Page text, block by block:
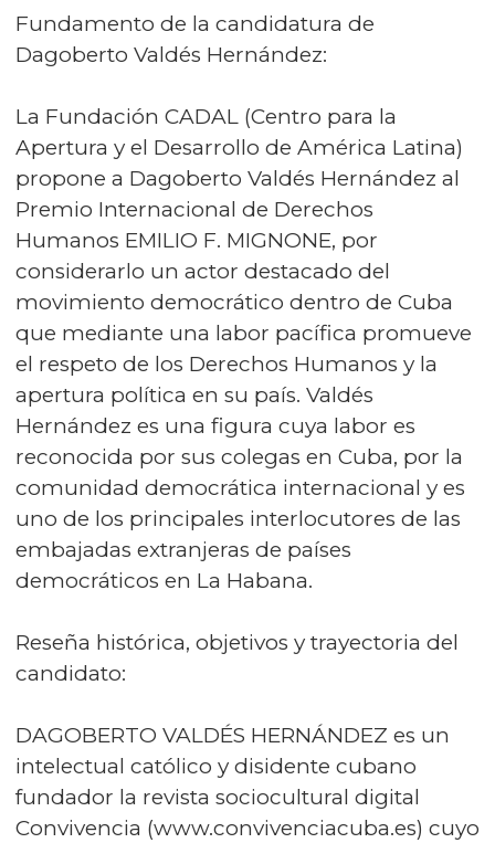
Fundamento de la candidatura de
Dagoberto Valdés Hernández:
La Fundación CADAL (Centro para la
Apertura y el Desarrollo de América Latina)
propone a Dagoberto Valdés Hernández al
Premio Internacional de Derechos
Humanos EMILIO F. MIGNONE, por
considerarlo un actor destacado del
movimiento democrático dentro de Cuba
que mediante una labor pacífica promueve
el respeto de los Derechos Humanos y la
apertura política en su país. Valdés
Hernández es una figura cuya labor es
reconocida por sus colegas en Cuba, por la
comunidad democrática internacional y es
uno de los principales interlocutores de las
embajadas extranjeras de países
democráticos en La Habana.
Reseña histórica, objetivos y trayectoria del
candidato:
DAGOBERTO VALDÉS HERNÁNDEZ es un
intelectual católico y disidente cubano
fundador la revista sociocultural digital
Convivencia (www.convivenciacuba.es) cuyo